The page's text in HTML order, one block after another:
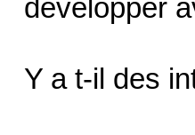
développer
Y a t-il des